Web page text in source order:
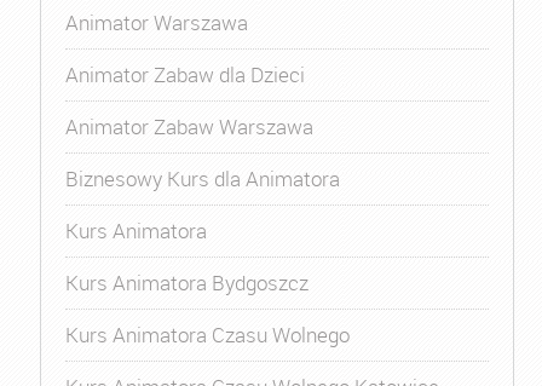
Animator Warszawa
Animator Zabaw dla Dzieci
Animator Zabaw Warszawa
Biznesowy Kurs dla Animatora
Kurs Animatora
Kurs Animatora Bydgoszcz
Kurs Animatora Czasu Wolnego